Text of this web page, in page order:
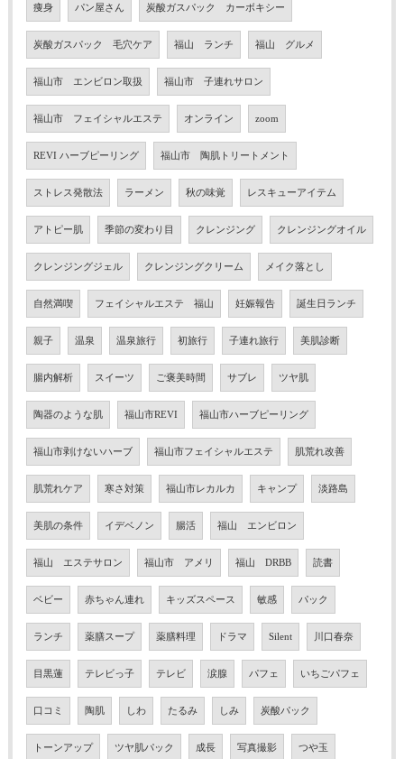
痩身 パン屋さん 炭酸ガスパック カーボキシー
炭酸ガスパック 毛穴ケア 福山 ランチ 福山 グルメ
福山市 エンビロン取扱 福山市 子連れサロン
福山市 フェイシャルエステ オンライン zoom
REVI ハーブピーリング 福山市 陶肌トリートメント
ストレス発散法 ラーメン 秋の味覚 レスキューアイテム
アトピー肌 季節の変わり目 クレンジング クレンジングオイル
クレンジングジェル クレンジングクリーム メイク落とし
自然満喫 フェイシャルエステ 福山 妊娠報告 誕生日ランチ
親子 温泉 温泉旅行 初旅行 子連れ旅行 美肌診断
腸内解析 スイーツ ご褒美時間 サブレ ツヤ肌
陶器のような肌 福山市REVI 福山市ハーブピーリング
福山市剥けないハーブ 福山市フェイシャルエステ 肌荒れ改善
肌荒れケア 寒さ対策 福山市レカルカ キャンプ 淡路島
美肌の条件 イデベノン 腸活 福山 エンビロン
福山 エステサロン 福山市 アメリ 福山 DRBB 読書
ベビー 赤ちゃん連れ キッズスペース 敏感 パック
ランチ 薬膳スープ 薬膳料理 ドラマ Silent 川口春奈
目黒蓮 テレビっ子 テレビ 涙腺 パフェ いちごパフェ
口コミ 陶肌 しわ たるみ しみ 炭酸パック
トーンアップ ツヤ肌パック 成長 写真撮影 つや玉